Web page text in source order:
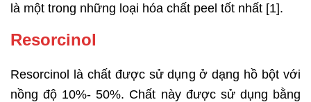
là một trong những loại hóa chất peel tốt nhất [1].
Resorcinol
Resorcinol là chất được sử dụng ở dạng hồ bột với
nồng độ 10%- 50%. Chất này được sử dụng bằng